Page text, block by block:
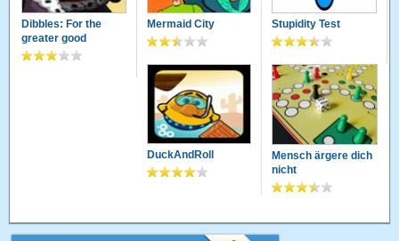
Dibbles: For the
greater good
Mermaid City Stupidity Test
DuckAndRoll
Mensch ärgere dich
nicht